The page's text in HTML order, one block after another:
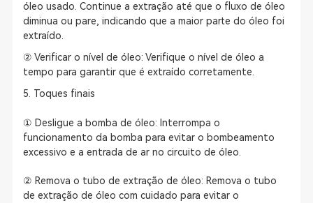
óleo usado. Continue a extração até que o fluxo de óleo
diminua ou pare, indicando que a maior parte do óleo foi
extraído.
② Verificar o nível de óleo: Verifique o nível de óleo a
tempo para garantir que é extraído corretamente.
5. Toques finais
① Desligue a bomba de óleo: Interrompa o
funcionamento da bomba para evitar o bombeamento
excessivo e a entrada de ar no circuito de óleo.
② Remova o tubo de extração de óleo: Remova o tubo
de extração de óleo com cuidado para evitar o